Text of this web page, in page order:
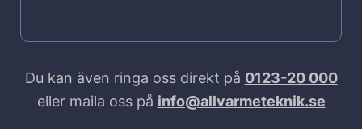
Du kan även ringa oss direkt på 0123-20 000
eller maila oss på info@allvarmeteknik.se